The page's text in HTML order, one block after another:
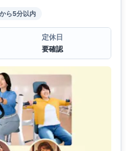
ら5分以内
定休日
要確認